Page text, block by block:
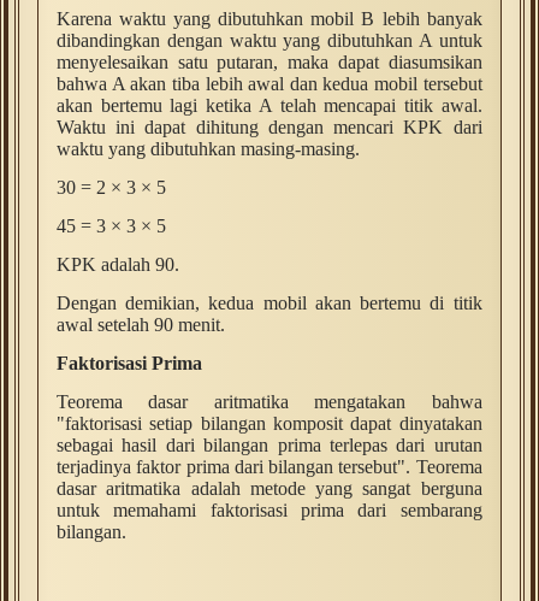
Karena waktu yang dibutuhkan mobil B lebih banyak
dibandingkan dengan waktu yang dibutuhkan A untuk
menyelesaikan satu putaran, maka dapat diasumsikan
bahwa A akan tiba lebih awal dan kedua mobil tersebut
akan bertemu lagi ketika A telah mencapai titik awal.
Waktu ini dapat dihitung dengan mencari KPK dari
waktu yang dibutuhkan masing-masing.
30 = 2 × 3 × 5
45 = 3 × 3 × 5
KPK adalah 90.
Dengan demikian, kedua mobil akan bertemu di titik
awal setelah 90 menit.
Faktorisasi Prima
Teorema dasar aritmatika mengatakan bahwa
"faktorisasi setiap bilangan komposit dapat dinyatakan
sebagai hasil dari bilangan prima terlepas dari urutan
terjadinya faktor prima dari bilangan tersebut". Teorema
dasar aritmatika adalah metode yang sangat berguna
untuk memahami faktorisasi prima dari sembarang
bilangan.